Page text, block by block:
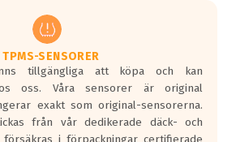
TPMS-SENSORER
tillgängliga att köpa och kan
oss. Våra sensorer är original
exakt som original-sensorerna.
från vår dedikerade däck- och
försäkras i förpackningar certifierade